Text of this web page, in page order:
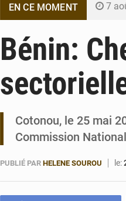
EN CE MOMENT 7
6
6
Bénin:
Cotonou, le 25 mai
Commission
PUBLIÉ PAR HELENE SOUROU le: